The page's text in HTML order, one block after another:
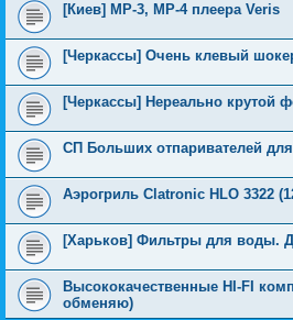
[Киев] MP-3, MP-4 плеера Veris
[Черкассы] Очень клевый
[Черкассы] Нереально крутой
СП Больших отпаривателей
Аэрогриль Clatronic HLO 3322
[Харьков] Фильтры для воды.
Высококачественные HI-FI
обменяю)